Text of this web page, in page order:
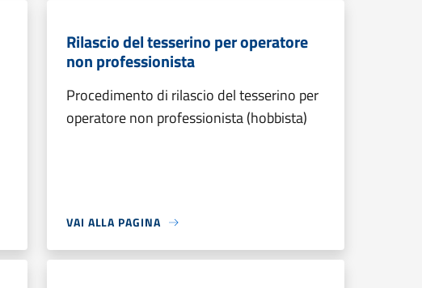
Rilascio del tesserino per operatore
non professionista
Procedimento di rilascio del tesserino per
operatore non professionista (hobbista)
VAI ALLA PAGINA